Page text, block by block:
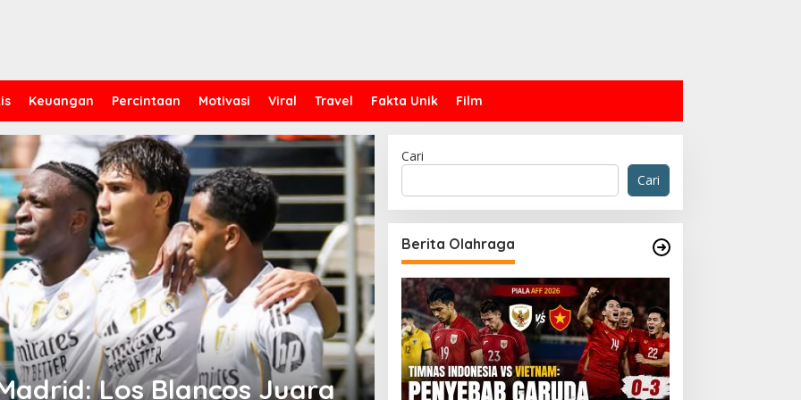
Keuangan Percintaan Motivasi Viral Travel Fakta Unik Film
Los Blancos Juara
Cari
Cari
Berita Olahraga